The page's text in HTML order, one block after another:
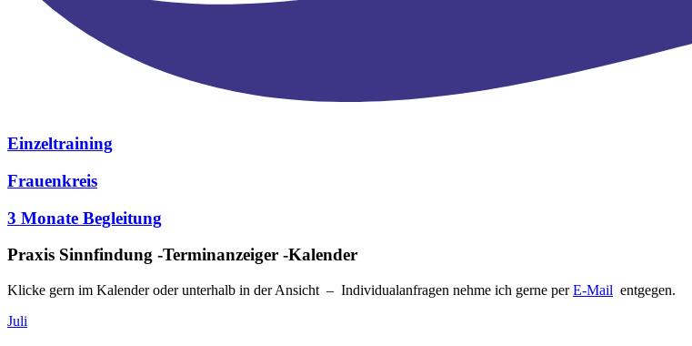
Einzeltraining
Frauenkreis
3 Monate Begleitung
Praxis Sinnfindung -Terminanzeiger -Kalender
Klicke gern im Kalender oder unterhalb in der Ansicht – Individualanfragen nehme ich gerne perE-Mail entgegen.
Juli